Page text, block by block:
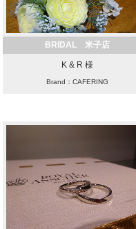
BRIDAL 米子店
K & R 様
Brand：CAFERING